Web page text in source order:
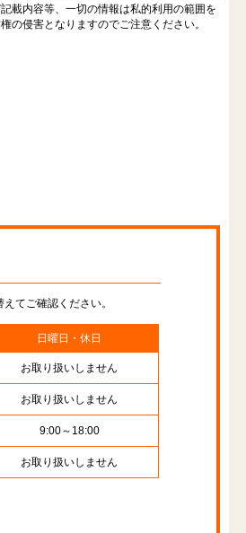
載内容等、一切の情報は私的利用の範囲を
の侵害となりますのでご注意ください。
てご確認ください。
日曜日・休日
お取り扱いしません
お取り扱いしません
9:00～18:00
お取り扱いしません